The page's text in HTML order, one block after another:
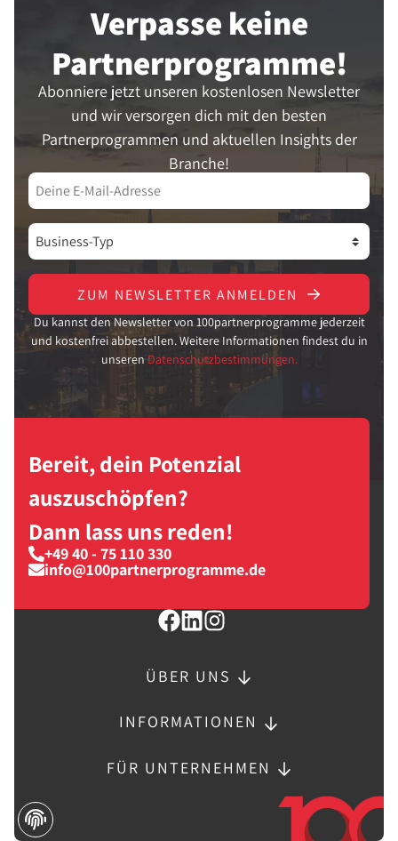
Verpasse keine
Partner­programme!
Abonniere jetzt unseren kostenlosen Newsletter
und wir versorgen dich mit den besten
Partnerprogrammen und aktuellen Insights der
Branche!
ZUM NEWSLETTER ANMELDEN
Du kannst den Newsletter von 100partnerprogramme jederzeit
und kostenfrei abbestellen. Weitere Informationen findest du in
unseren Datenschutzbestimmungen.
Bereit, dein Potenzial
auszuschöpfen?
Dann lass uns reden!
+49 40 - 75 110 330
info@100partnerprogramme.de
ÜBER UNS
INFORMATIONEN
FÜR UNTERNEHMEN